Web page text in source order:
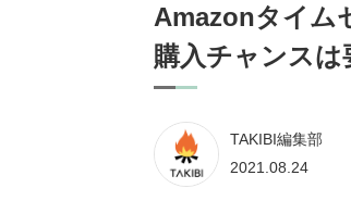
Amazonタイム
購入チャンスは
TAKIBI編集部
2021.08.24